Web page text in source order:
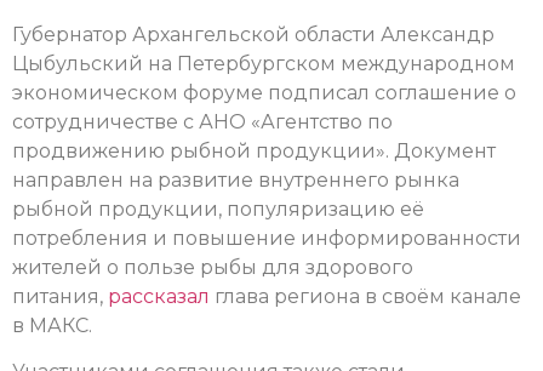
Губернатор Архангельской области Александр
Цыбульский на Петербургском международном
экономическом форуме подписал соглашение о
сотрудничестве с АНО «Агентство по
продвижению рыбной продукции». Документ
направлен на развитие внутреннего рынка
рыбной продукции, популяризацию её
потребления и повышение информированности
жителей о пользе рыбы для здорового
питания, рассказал глава региона в своём канале
в МАКС.